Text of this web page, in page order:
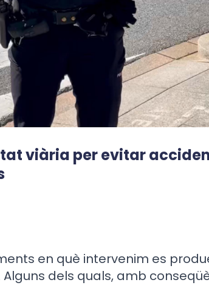
viària per evitar
en què intervenim es
dels quals, amb